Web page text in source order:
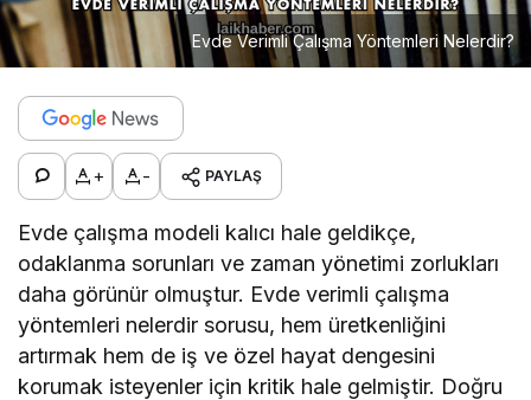
Evde Verimli Çalışma Yöntemleri Nelerdir?
+ - PAYLAŞ
Evde çalışma modeli kalıcı hale geldikçe,
odaklanma sorunları ve zaman yönetimi zorlukları
daha görünür olmuştur. Evde verimli çalışma
yöntemleri nelerdir sorusu, hem üretkenliğini
artırmak hem de iş ve özel hayat dengesini
korumak isteyenler için kritik hale gelmiştir. Doğru